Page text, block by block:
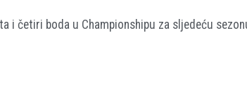
i četiri boda u Championshipu za sljedeću